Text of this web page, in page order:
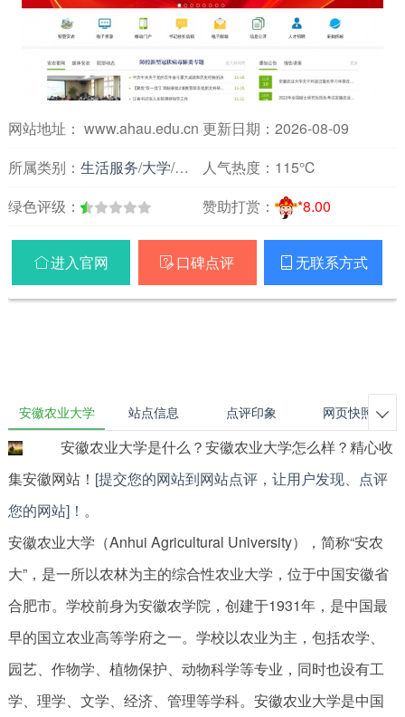
网站地址： www.ahau.edu.cn 更新日期：2026-08-09
所属类别： 生活服务/大学/安徽 人气热度： 115℃
绿色评级：
赞助打赏： *8.00
进入官网  口碑点评  无联系方式
安徽农业大学 站点信息 点评印象 网页快照 
安徽农业大学是什么？安徽农业大学怎么样？精心收
集安徽网站！ [提交您的网站到网站点评，让用户发现、点评
您的网站]！ 。
安徽农业大学（Anhui Agricultural University），简称“安农
大”，是一所以农林为主的综合性农业大学，位于中国安徽省
合肥市。学校前身为安徽农学院，创建于1931年，是中国最
早的国立农业高等学府之一。学校以农业为主，包括农学、
园艺、作物学、植物保护、动物科学等专业，同时也设有工
学、理学、文学、经济、管理等学科。安徽农业大学是中国